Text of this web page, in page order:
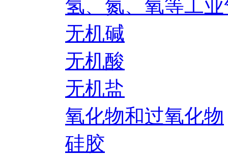
氢、氮、氧等工
无机碱
无机酸
无机盐
氧化物和过氧化物
硅胶